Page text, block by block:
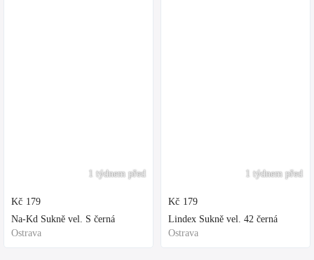
1 týdnem před
Kč 179
Na-Kd Sukně vel. S černá
Ostrava
1 týdnem před
Kč 179
Lindex Sukně vel. 42 černá
Ostrava